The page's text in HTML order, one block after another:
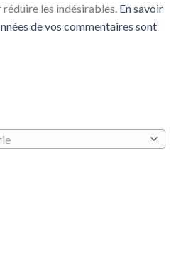
les indésirables. En savoir
de vos commentaires sont